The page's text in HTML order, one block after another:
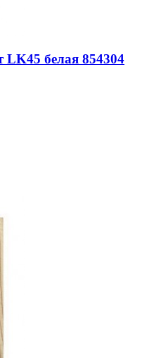
LK45 белая 854304